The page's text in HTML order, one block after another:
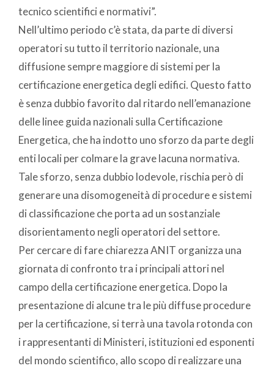
tecnico scientifici e normativi”.
Nell’ultimo periodo c’è stata, da parte di diversi
operatori su tutto il territorio nazionale, una
diffusione sempre maggiore di sistemi per la
certificazione energetica degli edifici. Questo fatto
è senza dubbio favorito dal ritardo nell’emanazione
delle linee guida nazionali sulla Certificazione
Energetica, che ha indotto uno sforzo da parte degli
enti locali per colmare la grave lacuna normativa.
Tale sforzo, senza dubbio lodevole, rischia però di
generare una disomogeneità di procedure e sistemi
di classificazione che porta ad un sostanziale
disorientamento negli operatori del settore.
Per cercare di fare chiarezza ANIT organizza una
giornata di confronto tra i principali attori nel
campo della certificazione energetica. Dopo la
presentazione di alcune tra le più diffuse procedure
per la certificazione, si terrà una tavola rotonda con
i rappresentanti di Ministeri, istituzioni ed esponenti
del mondo scientifico, allo scopo di realizzare una